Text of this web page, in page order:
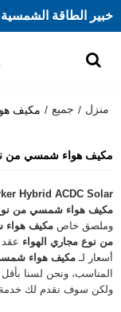
خبير الطاقة
منزل / جميع / مكيف
مكيف هواء شمسي من
Hybrid ACDC Solar
مكيف هواء شمسي من نوع
وملصق خاص مكيف هواء
من نوع مجاري الهواء
أسعار لـ مكيف هواء
المناسب، ونحن لسنا
ولكن سوف نقدم لك